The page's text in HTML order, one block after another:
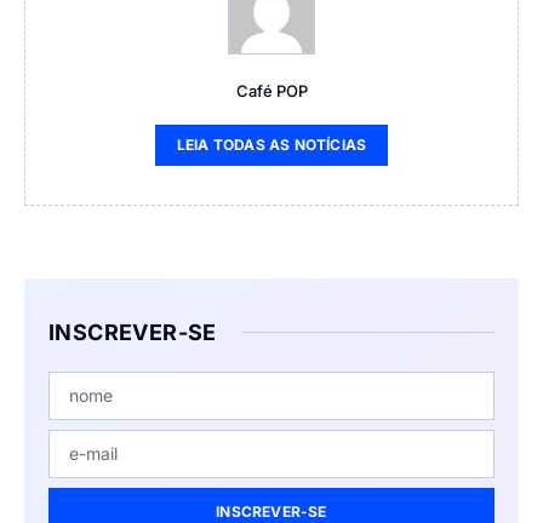
Café POP
LEIA TODAS AS NOTÍCIAS
INSCREVER-SE
INSCREVER-SE